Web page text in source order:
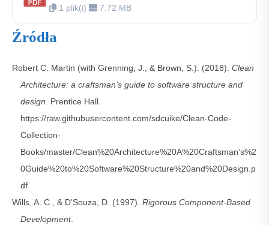
1 plik(i)
7.72 MB
Źródła
Robert C. Martin (with Grenning, J., & Brown, S.). (2018). Clean
Architecture: a craftsman’s guide to software structure and
design. Prentice Hall.
https://raw.githubusercontent.com/sdcuike/Clean-Code-
Collection-
Books/master/Clean%20Architecture%20A%20Craftsman’s%2
0Guide%20to%20Software%20Structure%20and%20Design.p
df
Wills, A. C., & D’Souza, D. (1997). Rigorous Component-Based
Development.